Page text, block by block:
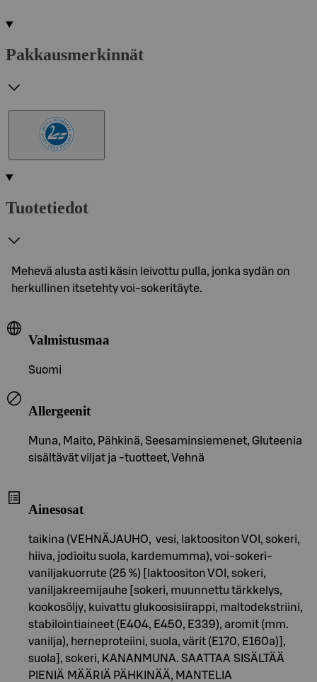
Pakkausmerkinnät
Tuotetiedot
Mehevä alusta asti käsin leivottu pulla, jonka sydän on
herkullinen itsetehty voi-sokeritäyte.
Valmistusmaa
Suomi
Allergeenit
Muna, Maito, Pähkinä, Seesaminsiemenet, Gluteenia
sisältävät viljat ja -tuotteet, Vehnä
Ainesosat
taikina (VEHNÄJAUHO, vesi, laktoositon VOI, sokeri,
hiiva, jodioitu suola, kardemumma), voi-sokeri-
vaniljakuorrute (25 %) [laktoositon VOI, sokeri,
vaniljakreemijauhe [sokeri, muunnettu tärkkelys,
kookosöljy, kuivattu glukoosisiirappi, maltodekstriini,
stabilointiaineet (E404, E450, E339), aromit (mm.
vanilja), herneproteiini, suola, värit (E170, E160a)],
suola], sokeri, KANANMUNA. SAATTAA SISÄLTÄÄ
PIENIÄ MÄÄRIÄ PÄHKINÄÄ, MANTELIA